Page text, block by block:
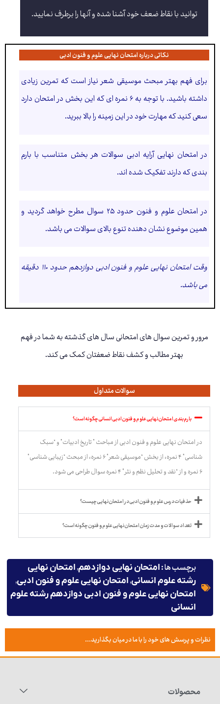
توانید با نقاط ضعف خود آشنا شده و آنها را برطرف نمایید.
نکاتی درباره امتحان نهایی علوم و فنون ادبی
برای فهم بهتر مبحث موسیقی شعر نیاز است که تمرین زیادی
داشته باشید. با توجه به ۶ نمره ای که این بخش در امتحان دارد
سعی کنید که مهارت خود در این زمینه را بالا ببرید.
در امتحان نهایی آرایه ادبی سوالات هر بخش متناسب با بارم
بندی که دارند تفکیک شده اند.
در امتحان علوم و فنون حدود ۲۵ سوال مطرح خواهد گردید و
همین موضوع نشان دهنده تنوع بالای سوالات می باشد.
وقت امتحان نهایی علوم و فنون ادبی دوازدهم حدود ۱۱۰ دقیقه
می باشد.
مرور و تمرین سوال های امتحانی سال های گذشته به شما در فهم
بهتر مطالب و کشف نقاط ضعفتان کمک می کند.
سوالات متداول
بارم بندی امتحان نهایی علوم و فنون ادبی انسانی چگونه است؟
در امتحان نهایی علوم و فنون ادبی از مباحث ” تاریخ ادبیات” و “سبک
شناسی” ۴ نمره، از بخش “موسیقی شعر” ۶ نمره، از مبحث “زیبایی شناسی”
۶ نمره و از “نقد و تحلیل نظم و نثر” ۴ نمره سوال طراحی می شود.
حذفیات درس علوم و فنون ادبی در امتحان نهایی چیست؟
تعداد سوالات و مدت زمان امتحان نهایی علوم و فنون چگونه است؟
برچسب ها :امتحان نهایی دوازدهم,امتحان نهایی
رشته علوم انسانی,امتحان نهایی علوم و فنون ادبی,
امتحان نهایی علوم و فنون ادبی دوازدهم رشته علوم
انسانی
نظرات و پرسش های خود را با ما در میان بگذارید...
محصولات